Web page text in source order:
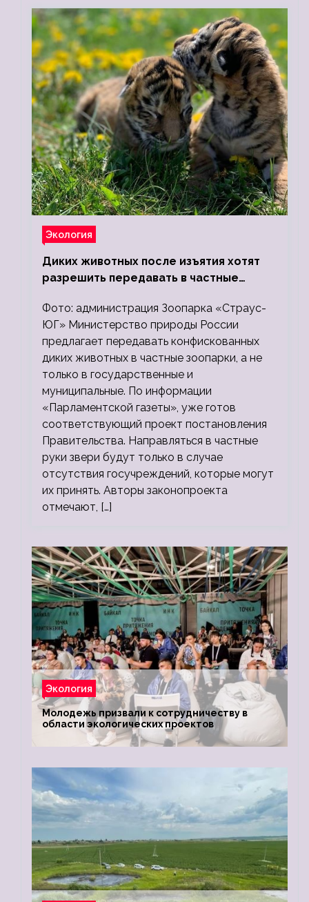
Экология
Диких животных после изъятия хотят
разрешить передавать в частные
Фото: администрация Зоопарка «Страус-
ЮГ» Министерство природы России
предлагает передавать конфискованных
диких животных в частные зоопарки, а не
только в государственные и
муниципальные. По информации
«Парламентской газеты», уже готов
соответствующий проект постановления
Правительства. Направляться в частные
руки звери будут только в случае
отсутствия госучреждений, которые могут
их принять. Авторы законопроекта
отмечают, […]
Экология
Молодежь призвали к сотрудничеству в
области экологических проектов